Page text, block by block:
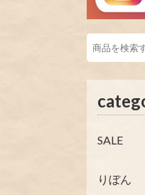
SALE
りぼん